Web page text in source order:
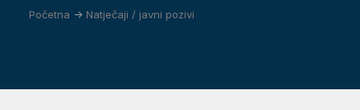
Početna -> Natječaji / javni pozivi